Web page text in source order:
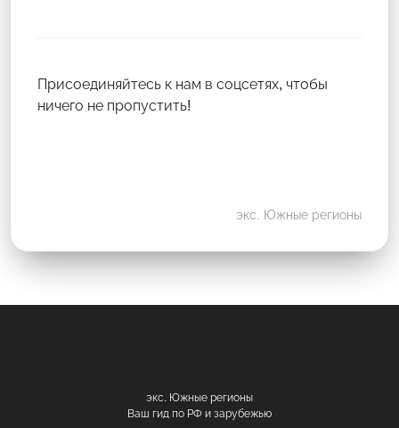
Присоединяйтесь к нам в соцсетях, чтобы
ничего не пропустить!
экс. Южные регионы
экс. Южные регионы
Ваш гид по РФ и зарубежью